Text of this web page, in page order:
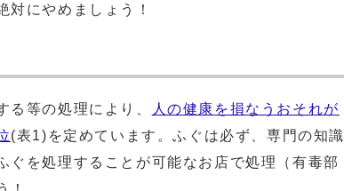
にやめましょう！
等の処理により、
人の健康を損なうおそれが
(表1)を定めています。ふぐは必ず、専門の知識
ぐを処理することが可能なお店で処理（有毒部